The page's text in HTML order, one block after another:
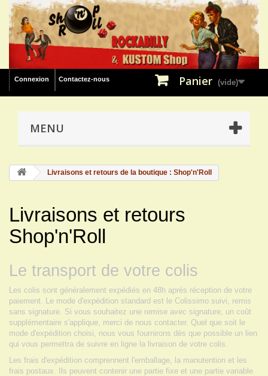
Connexion Contactez-nous Panier (vide)
MENU
Livraisons et retours de la boutique : Shop'n'Roll
Livraisons et retours
Shop'n'Roll
Le transport de votre colis
Les colis sont généralement expédiés en 48h après réception de votre
paiement. Le mode d'expédition standard est le Colissimo suivi, remis
sans signature. Si vous souhaitez une remise avec signature, un coût
supplémentaire s'applique, merci de nous contacter. Quel que soit le
mode d'expédition choisi, nous vous fournirons dès que possible un lien
qui vous permettra de suivre en ligne la livraison de votre colis.
Les frais d'expédition comprennent l'emballage, la manutention et les
frais postaux. Ils peuvent contenir une partie fixe et une partie variable